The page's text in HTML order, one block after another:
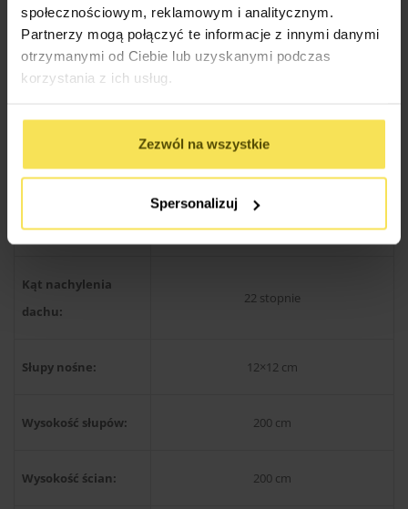
społecznościowym, reklamowym i analitycznym.
Partnerzy mogą połączyć te informacje z innymi danymi
otrzymanymi od Ciebie lub uzyskanymi podczas
korzystania z ich usług.
Zezwól na wszystkie
Spersonalizuj
Rodzaj materiału:
Drewno produkcji skandynawskiej
Kantówka 38×89 mm
szczycie:
300 cm
Kąt nachylenia
dachu:
22 stopnie
Słupy nośne: 12×12 cm
Wysokość słupów: 200 cm
Wysokość ścian: 200 cm